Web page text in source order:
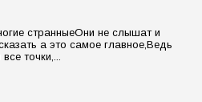
странныеОни не слышат и
а это самое главное,Ведь
точки,...